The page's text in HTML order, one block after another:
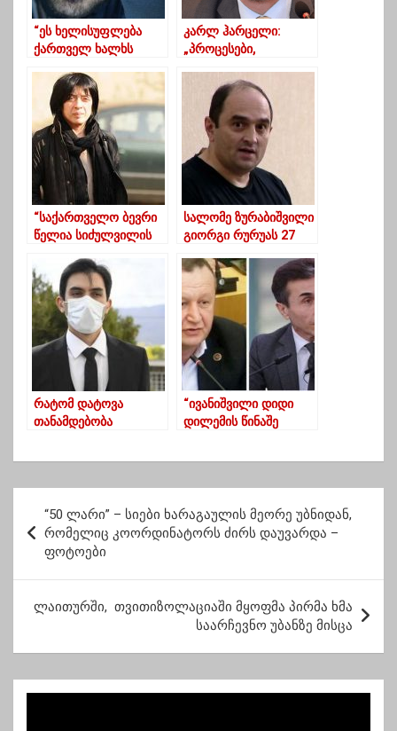
“ეს ხელისუფლება
ქართველ ხალხს
უსახო მონების მასას”
კარლ ჰარცელი:
„პროცესები,
მიმდინარეობდა
საქართველოში,
საკანონმდებლო
ორგანოში
გადაინაცვლებს“
“საქართველო ბევრი
წელია სიძულვილის
სალომე ზურაბიშვილი
გიორგი რურუას 27
რატომ დატოვა
თანამდებობა
“ივანიშვილი დიდი
დილემის წინაშე
დავით ჭიჭინაძე
ო
ტ
ა
“50 ლარი” – სიები ხარაგაულის მეორე უბნიდან,
რომელიც კოორდინატორს ძირს დაუვარდა –
ფოტოები
ლაითურში, თვითიზოლაციაში მყოფმა პირმა ხმა
საარჩევნო უბანზე მისცა